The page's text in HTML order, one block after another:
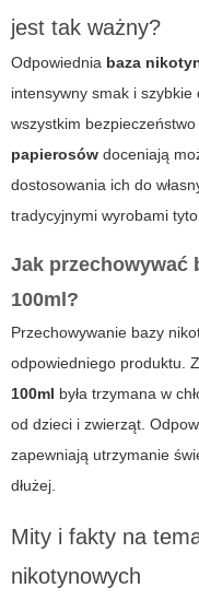
jest tak ważny?
Odpowiednia baza
intensywny smak i
wszystkim
papierosów doceniają
dostosowania ich do
tradycyjnymi wyrobami
Jak przechowywać
100ml?
Przechowywanie bazy
odpowiedniego produktu.
100ml była trzymana w
od dzieci i zwierząt.
zapewniają utrzymanie
dłużej.
Mity i fakty na
nikotynowych